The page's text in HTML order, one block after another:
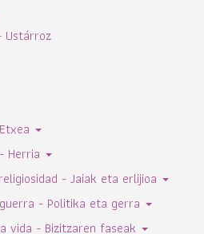
Ustárroz
Herria
- Jaiak eta erlijioa
- Politika eta gerra
vida - Bizitzaren faseak